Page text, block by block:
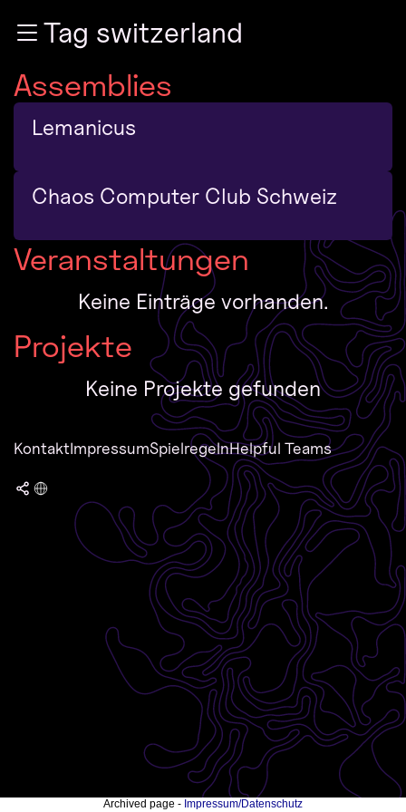
Zum InhaltTag switzerland
Assemblies
Lemanicus
Chaos Computer Club Schweiz
Veranstaltungen
Keine Einträge vorhanden.
Projekte
Keine Projekte gefunden
KontaktImpressumSpielregelnHelpful Teams
Archived page - Impressum/Datenschutz